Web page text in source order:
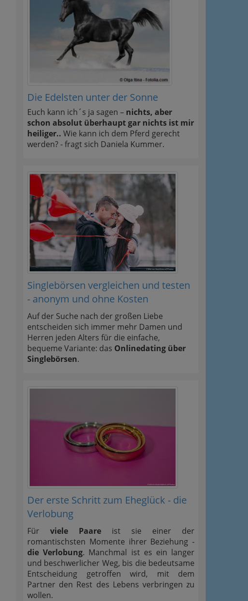
Die Edelsten unter der Sonne
Euch kann ich´s ja sagen – nichts, aber
schon absolut überhaupt gar nichts ist mir
heiliger.. Wie kann ich dem Pferd gerecht
werden? - fragt sich Daniela Kummer.
Singlebörsen vergleichen und testen
- anonym und ohne Kosten
Auf der Suche nach der großen Liebe
entscheiden sich immer mehr Damen und
Herren jeden Alters für die einfache,
bequeme Variante: das Onlinedating über
Singlebörsen.
Der erste Schritt zum Eheglück - die
Verlobung
Für viele Paare ist sie einer der
romantischsten Momente ihrer Beziehung -
die Verlobung. Manchmal ist es ein langer
und beschwerlicher Weg, bis die bedeutsame
Entscheidung getroffen wird, mit dem
Partner den Rest des Lebens verbringen zu
wollen.